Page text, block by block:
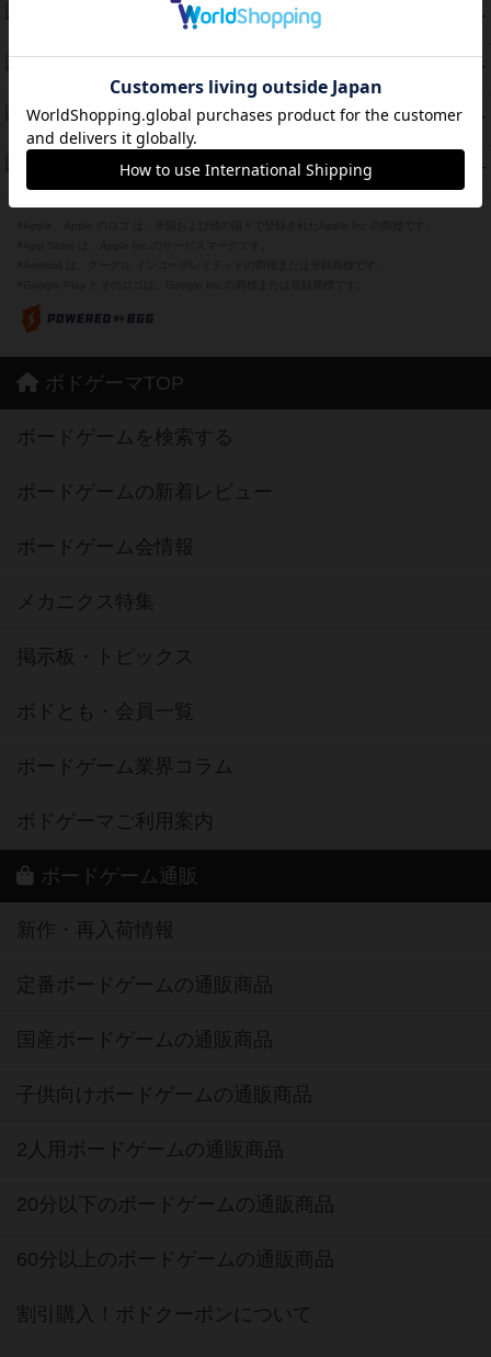
PT
スターマイン・ラミー ポケット
2件の投稿
PT
海兵隊
紹介文あり 1件の投稿
39 PT
スーパーストア3000
紹介文なし 1件の投稿
PT
フリップ７：復讐心とともに
ボドゲーマTOP
ボードゲームを検索する
ボードゲームの新着レビュー
ボードゲーム会情報
メカニクス特集
掲示板・トピックス
ボドとも・会員一覧
ボードゲーム業界コラム
ボドゲーマご利用案内
ボードゲーム通販
新作・再入荷情報
定番ボードゲームの通販商品
国産ボードゲームの通販商品
子供向けボードゲームの通販商品
2人用ボードゲームの通販商品
20分以下のボードゲームの通販商品
60分以上のボードゲームの通販商品
割引購入！ボドクーポンについて